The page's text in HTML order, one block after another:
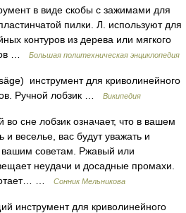
в виде скобы с зажимами для
пилки. Л. используют для
контуров из дерева или мягкого
…
Большая политехническая энциклопедия
инструмент для криволинейного
Ручной лобзик …
Википедия
сне лобзик означает, что в вашем
и веселье, вас будут уважать и
вашим советам. Ржавый или
неудачи и досадные промахи.
…
Сонник Мельникова
инструмент для криволинейного